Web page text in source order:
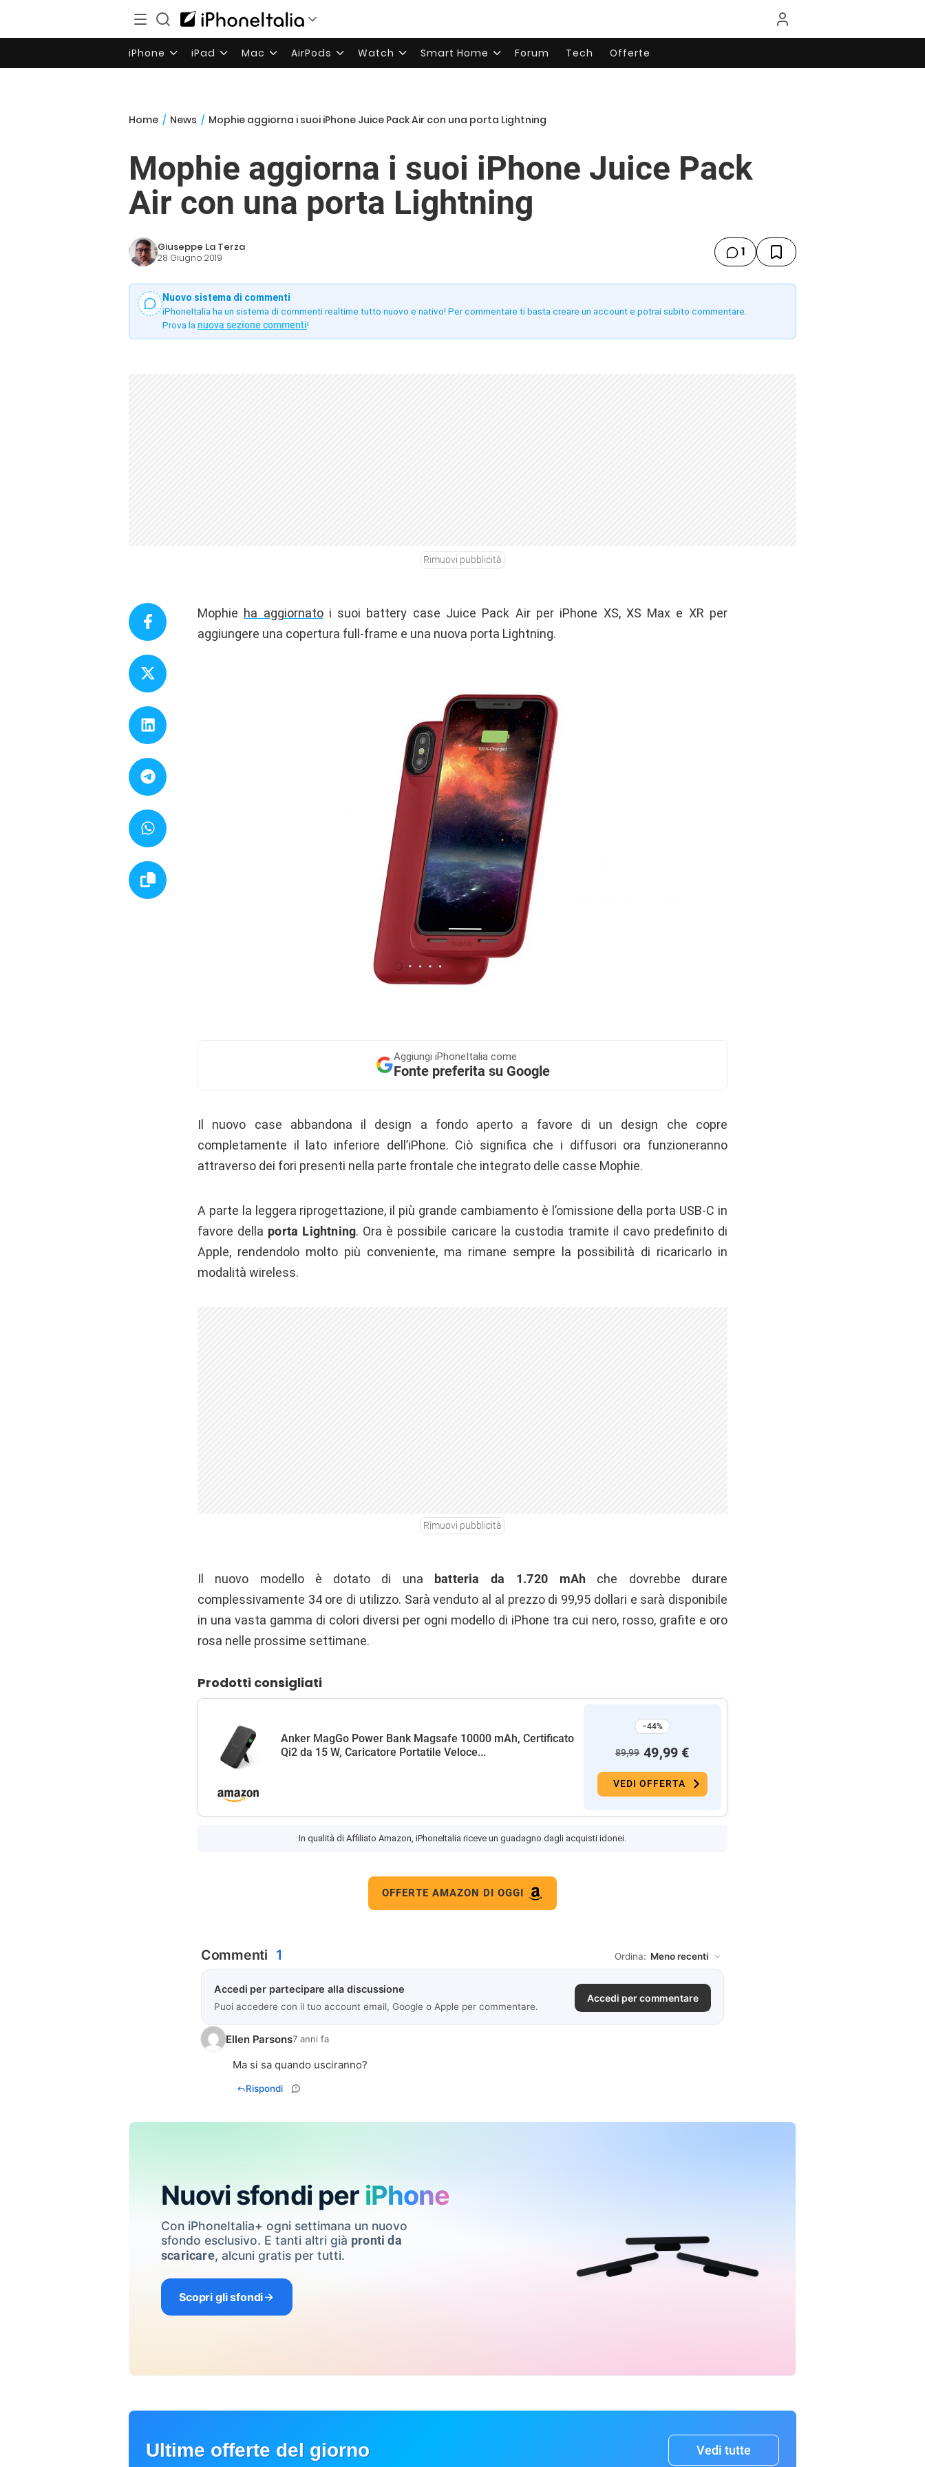
iPhone iPad Mac AirPods Watch Smart Home Forum Tech Offerte
Home / News / Mophie aggiorna i suoi iPhone Juice Pack Air con una porta Lightning
Mophie aggiorna i suoi iPhone Juice Pack
Air con una porta Lightning
Giuseppe La Terza
28 Giugno 2019 1
Nuovo sistema di commenti
iPhoneItalia ha un sistema di commenti realtime tutto nuovo e nativo! Per commentare ti basta creare un account e potrai subito commentare.
Prova la nuova sezione commenti!
Rimuovi pubblicità
Mophie ha aggiornatoi suoi battery case Juice Pack Air per iPhone XS, XS Max e XR per
aggiungere una copertura full-frame e una nuova porta Lightning.
Aggiungi iPhoneItalia come
Fonte preferita su Google
Il nuovo case abbandona il design a fondo aperto a favore di un design che copre
completamente il lato inferiore dell’iPhone. Ciò significa che i diffusori ora funzioneranno
attraverso dei fori presenti nella parte frontale che integrato delle casse Mophie.
A parte la leggera riprogettazione, il più grande cambiamento è l’omissione della porta USB-C in
favore della porta Lightning. Ora è possibile caricare la custodia tramite il cavo predefinito di
Apple, rendendolo molto più conveniente, ma rimane sempre la possibilità di ricaricarlo in
modalità wireless.
Rimuovi pubblicità
Il nuovo modello è dotato di una batteria da 1.720 mAh che dovrebbe durare
complessivamente 34 ore di utilizzo. Sarà venduto al al prezzo di 99,95 dollari e sarà disponibile
in una vasta gamma di colori diversi per ogni modello di iPhone tra cui nero, rosso, grafite e oro
rosa nelle prossime settimane.
Prodotti consigliati
Anker MagGo Power Bank Magsafe 10000 mAh, Certificato
Qi2 da 15 W, Caricatore Portatile Veloce...
−44%
89,99 49,99 €
VEDI OFFERTA
In qualità di Affiliato Amazon, iPhoneItalia riceve un guadagno dagli acquisti idonei.
OFFERTE AMAZON DI OGGI
Commenti 1 Ordina:
Accedi per partecipare alla discussione
Puoi accedere con il tuo account email, Google o Apple per commentare.
Accedi per commentare
Ellen Parsons7 anni fa
Ma si sa quando usciranno?
Rispondi
Nuovi sfondi per iPhone
Con iPhoneItalia+ ogni settimana un nuovo
sfondo esclusivo. E tanti altri già pronti da
scaricare, alcuni gratis per tutti.
Scopri gli sfondi
Ultime offerte del giorno Vedi tutte